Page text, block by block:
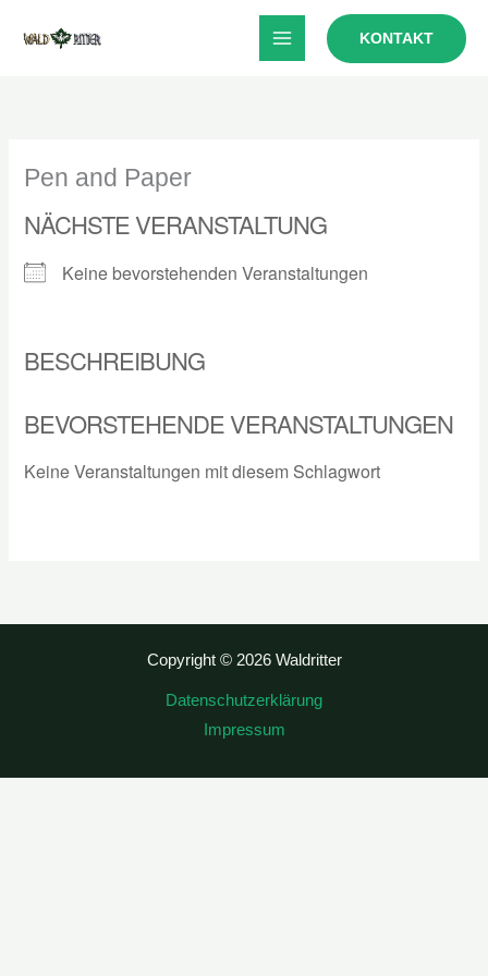
Inhalt
KONTAKT
Pen and Paper
NÄCHSTE VERANSTALTUNG
Keine bevorstehenden Veranstaltungen
BESCHREIBUNG
BEVORSTEHENDE VERANSTALTUNGEN
Keine Veranstaltungen mit diesem Schlagwort
Copyright © 2026 Waldritter
Datenschutzerklärung
Impressum